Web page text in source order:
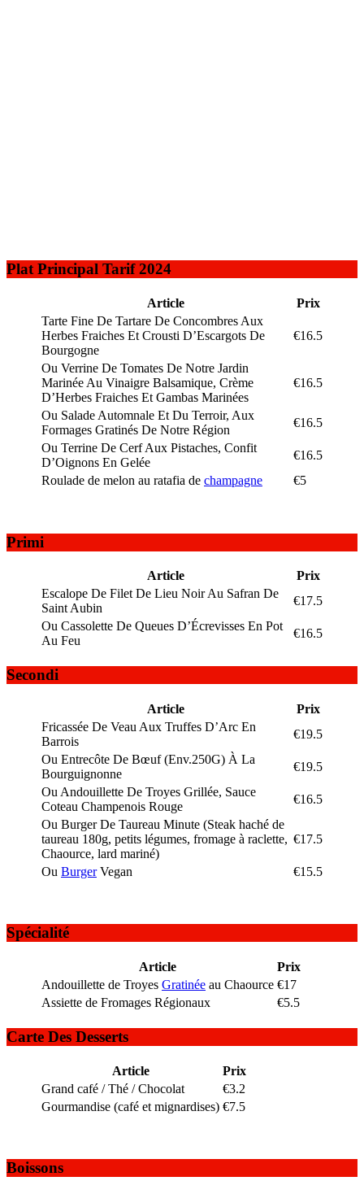
Plat Principal Tarif 2024
Article
Prix
Tarte Fine De Tartare De Concombres Aux
Herbes Fraiches Et Crousti D’Escargots De
Bourgogne
€16.5
Ou Verrine De Tomates De Notre Jardin
Marinée Au Vinaigre Balsamique, Crème
D’Herbes Fraiches Et Gambas Marinées
€16.5
Ou Salade Automnale Et Du Terroir, Aux
Formages Gratinés De Notre Région
€16.5
Ou Terrine De Cerf Aux Pistaches, Confit
D’Oignons En Gelée
€16.5
Roulade de melon au ratafia de champagne €5
Primi
Article
Prix
Escalope De Filet De Lieu Noir Au Safran De
Saint Aubin
€17.5
Ou Cassolette De Queues D’Écrevisses En Pot
Au Feu
€16.5
Secondi
Article
Prix
Fricassée De Veau Aux Truffes D’Arc En
Barrois
€19.5
Ou Entrecôte De Bœuf (Env.250G) À La
Bourguignonne
€19.5
Ou Andouillette De Troyes Grillée, Sauce
Coteau Champenois Rouge
€16.5
Ou Burger De Taureau Minute (Steak haché de
taureau 180g, petits légumes, fromage à raclette,
Chaource, lard mariné)
€17.5
Ou BurgerVegan €15.5
Spécialité
Article
Prix
Andouillette de Troyes Gratinée au Chaource €17
Assiette de Fromages Régionaux
€5.5
Carte Des Desserts
Article
Prix
Grand café / Thé / Chocolat
€3.2
Gourmandise (café et mignardises) €7.5
Boissons